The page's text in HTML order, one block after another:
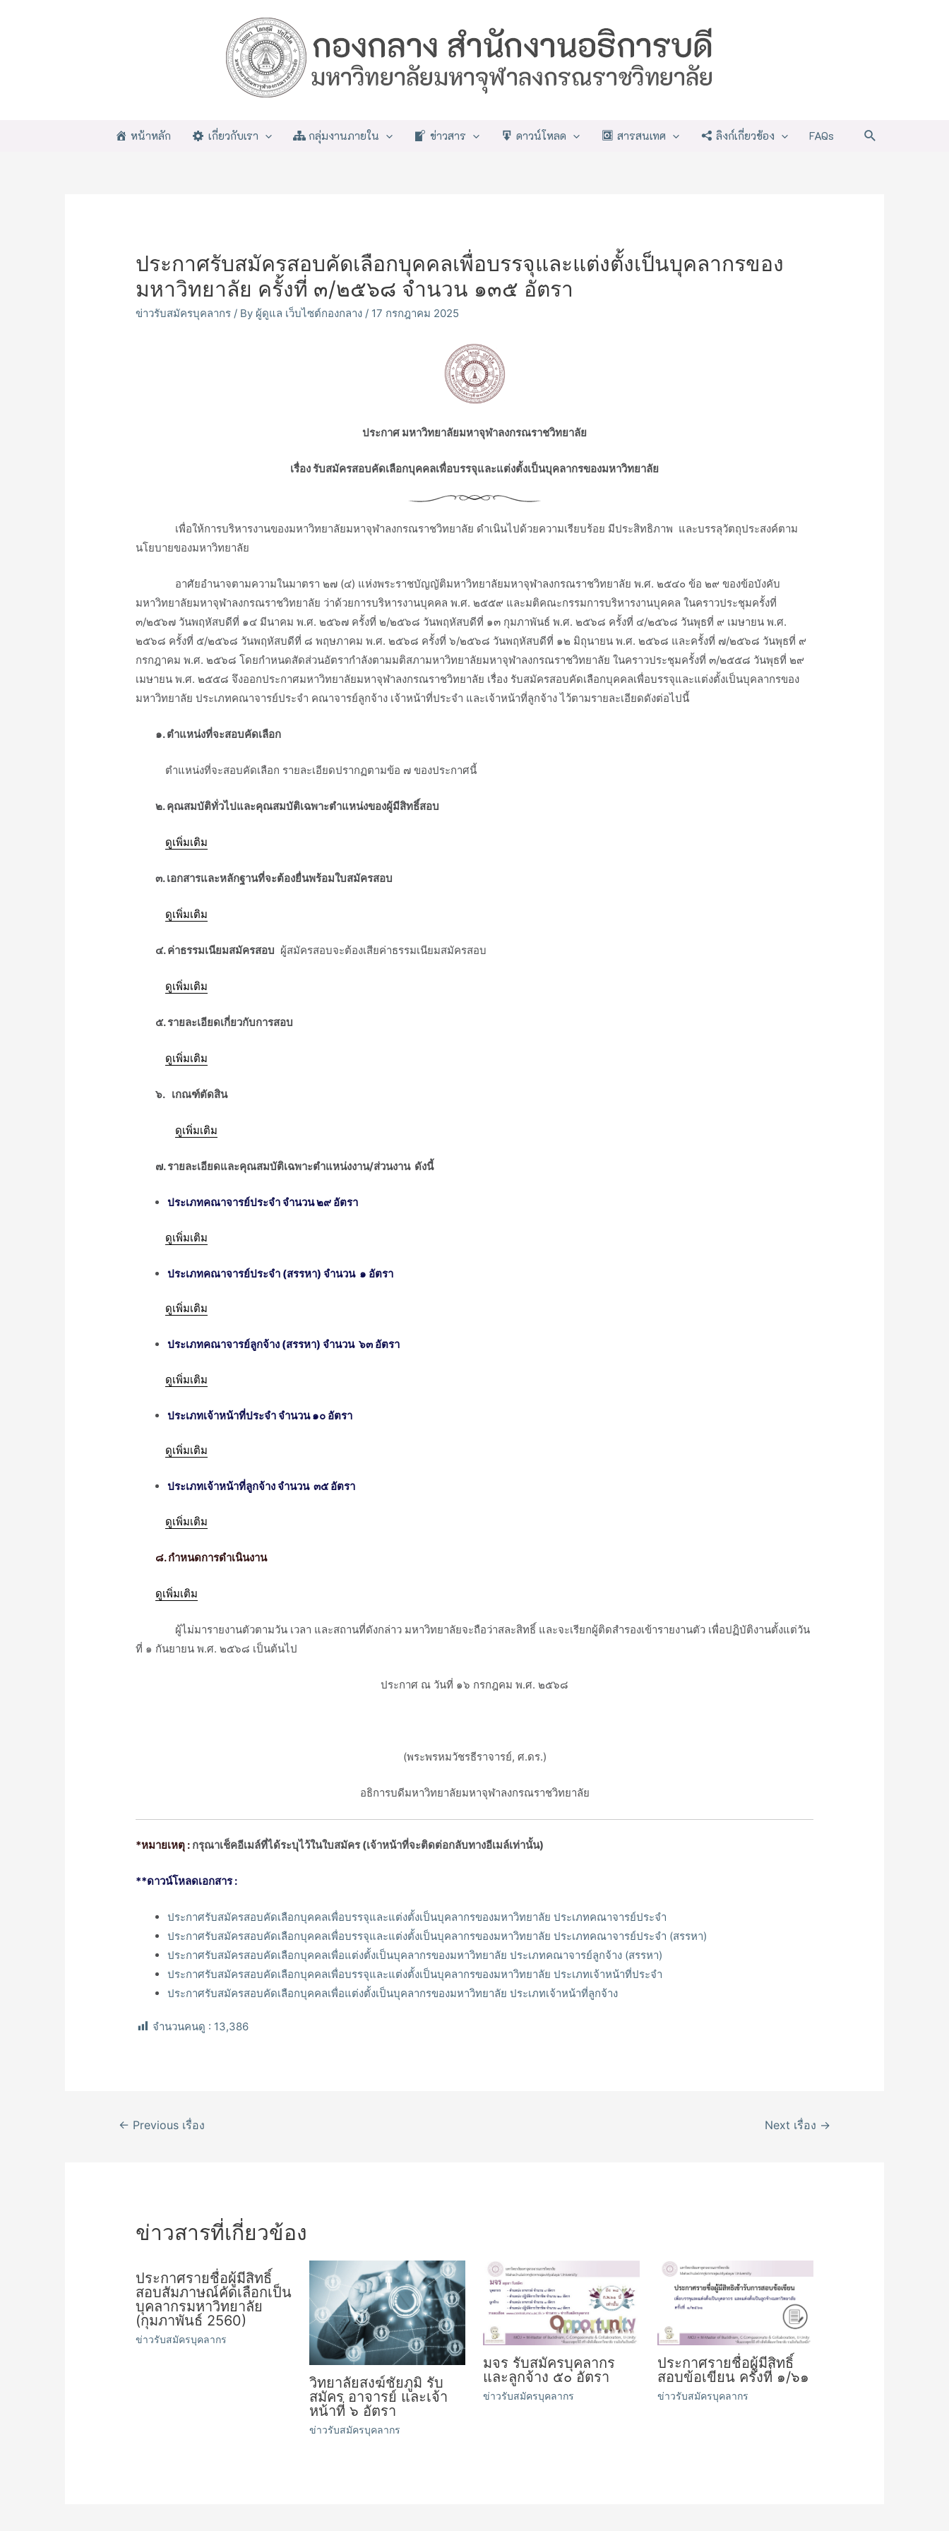
หน้าหลัก เกี่ยวกับเรา กลุ่มงานภายใน ข่าวสาร ดาวน์โหลด สารสนเทศ ลิงก์เกี่ยวข้อง FAQs Search
ประกาศรับสมัครสอบคัดเลือกบุคคลเพื่อบรรจุและแต่งตั้งเป็นบุคลากรของ
มหาวิทยาลัย ครั้งที่ ๓/๒๕๖๘ จำนวน ๑๓๕ อัตรา
ข่าวรับสมัครบุคลากร / By ผู้ดูแล เว็บไซต์กองกลาง / 17 กรกฎาคม 2025
ประกาศ มหาวิทยาลัยมหาจุฬาลงกรณราชวิทยาลัย
เรื่อง รับสมัครสอบคัดเลือกบุคคลเพื่อบรรจุและแต่งตั้งเป็นบุคลากรของมหาวิทยาลัย
ᅠᅠᅠᅠเพื่อให้การบริหารงานของมหาวิทยาลัยมหาจุฬาลงกรณราชวิทยาลัย ดำเนินไปด้วยความเรียบร้อย มีประสิทธิภาพ และบรรลุวัตถุประสงค์ตาม
นโยบายของมหาวิทยาลัย
ᅠᅠᅠᅠอาศัยอำนาจตามความในมาตรา ๒๗ (๔) แห่งพระราชบัญญัติมหาวิทยาลัยมหาจุฬาลงกรณราชวิทยาลัย พ.ศ. ๒๕๔๐ ข้อ ๒๙ ของข้อบังคับ
มหาวิทยาลัยมหาจุฬาลงกรณราชวิทยาลัย ว่าด้วยการบริหารงานบุคคล พ.ศ. ๒๕๕๙ และมติคณะกรรมการบริหารงานบุคคล ในคราวประชุมครั้งที่
๓/๒๕๖๗ วันพฤหัสบดีที่ ๑๔ มีนาคม พ.ศ. ๒๕๖๗ ครั้งที่ ๒/๒๕๖๘ วันพฤหัสบดีที่ ๑๓ กุมภาพันธ์ พ.ศ. ๒๕๖๘ ครั้งที่ ๔/๒๕๖๘ วันพุธที่ ๙ เมษายน พ.ศ.
๒๕๖๘ ครั้งที่ ๕/๒๕๖๘ วันพฤหัสบดีที่ ๘ พฤษภาคม พ.ศ. ๒๕๖๘ ครั้งที่ ๖/๒๕๖๘ วันพฤหัสบดีที่ ๑๒ มิถุนายน พ.ศ. ๒๕๖๘ และครั้งที่ ๗/๒๕๖๘ วันพุธที่ ๙
กรกฎาคม พ.ศ. ๒๕๖๘ โดยกำหนดสัดส่วนอัตรากำลังตามมติสภามหาวิทยาลัยมหาจุฬาลงกรณราชวิทยาลัย ในคราวประชุมครั้งที่ ๓/๒๕๕๘ วันพุธที่ ๒๙
เมษายน พ.ศ. ๒๕๕๘ จึงออกประกาศมหาวิทยาลัยมหาจุฬาลงกรณราชวิทยาลัย เรื่อง รับสมัครสอบคัดเลือกบุคคลเพื่อบรรจุและแต่งตั้งเป็นบุคลากรของ
มหาวิทยาลัย ประเภทคณาจารย์ประจำ คณาจารย์ลูกจ้าง เจ้าหน้าที่ประจำ และเจ้าหน้าที่ลูกจ้าง ไว้ตามรายละเอียดดังต่อไปนี้
ᅠᅠ๑. ตำแหน่งที่จะสอบคัดเลือก
ᅠᅠᅠตำแหน่งที่จะสอบคัดเลือก รายละเอียดปรากฏตามข้อ ๗ ของประกาศนี้
ᅠᅠ๒. คุณสมบัติทั่วไปและคุณสมบัติเฉพาะตำแหน่งของผู้มีสิทธิ์สอบ
ดูเพิ่มเติม
ᅠᅠ๓. เอกสารและหลักฐานที่จะต้องยื่นพร้อมใบสมัครสอบ
ดูเพิ่มเติม
ᅠᅠ๔. ค่าธรรมเนียมสมัครสอบ ผู้สมัครสอบจะต้องเสียค่าธรรมเนียมสมัครสอบ
ดูเพิ่มเติม
ᅠᅠ๕. รายละเอียดเกี่ยวกับการสอบ
ดูเพิ่มเติม
ᅠᅠ๖. เกณฑ์ตัดสิน
ดูเพิ่มเติม
๗. รายละเอียดและคุณสมบัติเฉพาะตำแหน่งงาน/ส่วนงาน ดังนี้
ประเภทคณาจารย์ประจำ จำนวน ๒๙ อัตรา
ดูเพิ่มเติม
ประเภทคณาจารย์ประจำ (สรรหา) จำนวน ๑ อัตรา
ดูเพิ่มเติม
ประเภทคณาจารย์ลูกจ้าง (สรรหา) จำนวน ๖๓ อัตรา
ดูเพิ่มเติม
ประเภทเจ้าหน้าที่ประจำ จำนวน ๑๐ อัตรา
ดูเพิ่มเติม
ประเภทเจ้าหน้าที่ลูกจ้าง จำนวน ๓๕ อัตรา
ดูเพิ่มเติม
๘. กำหนดการดำเนินงาน
ดูเพิ่มเติม
ᅠᅠᅠᅠผู้ไม่มารายงานตัวตามวัน เวลา และสถานที่ดังกล่าว มหาวิทยาลัยจะถือว่าสละสิทธิ์ และจะเรียกผู้ติดสำรองเข้ารายงานตัว เพื่อปฏิบัติงานตั้งแต่วัน
ที่ ๑ กันยายน พ.ศ. ๒๕๖๘ เป็นต้นไป
ประกาศ ณ วันที่ ๑๖ กรกฎคม พ.ศ. ๒๕๖๘
(พระพรหมวัชรธีราจารย์, ศ.ดร.)
อธิการบดีมหาวิทยาลัยมหาจุฬาลงกรณราชวิทยาลัย
*หมายเหตุ : กรุณาเช็คอีเมล์ที่ได้ระบุไว้ในใบสมัคร (เจ้าหน้าที่จะติดต่อกลับทางอีเมล์เท่านั้น)
**ดาวน์โหลดเอกสาร :
ประกาศรับสมัครสอบคัดเลือกบุคคลเพื่อบรรจุและแต่งตั้งเป็นบุคลากรของมหาวิทยาลัย ประเภทคณาจารย์ประจำ
ประกาศรับสมัครสอบคัดเลือกบุคคลเพื่อบรรจุและแต่งตั้งเป็นบุคลากรของมหาวิทยาลัย ประเภทคณาจารย์ประจำ (สรรหา)
ประกาศรับสมัครสอบคัดเลือกบุคคลเพื่อแต่งตั้งเป็นบุคลากรของมหาวิทยาลัย ประเภทคณาจารย์ลูกจ้าง (สรรหา)
ประกาศรับสมัครสอบคัดเลือกบุคคลเพื่อบรรจุและแต่งตั้งเป็นบุคลากรของมหาวิทยาลัย ประเภทเจ้าหน้าที่ประจำ
ประกาศรับสมัครสอบคัดเลือกบุคคลเพื่อแต่งตั้งเป็นบุคลากรของมหาวิทยาลัย ประเภทเจ้าหน้าที่ลูกจ้าง
จำนวนคนดู : 13,386
← Previous เรื่อง Next เรื่อง →
ข่าวสารที่เกี่ยวข้อง
ประกาศรายชื่อผู้มีสิทธิ์
สอบสัมภาษณ์คัดเลือกเป็น
บุคลากรมหาวิทยาลัย
(กุมภาพันธ์ 2560)
ข่าวรับสมัครบุคลากร
วิทยาลัยสงฆ์ชัยภูมิ รับ
สมัคร อาจารย์ และเจ้า
หน้าที่ ๖ อัตรา
ข่าวรับสมัครบุคลากร
มจร รับสมัครบุคลากร
และลูกจ้าง ๕๐ อัตรา
ข่าวรับสมัครบุคลากร
ประกาศรายชื่อผู้มีสิทธิ์
สอบข้อเขียน ครั้งที่ ๑/๖๑
ข่าวรับสมัครบุคลากร